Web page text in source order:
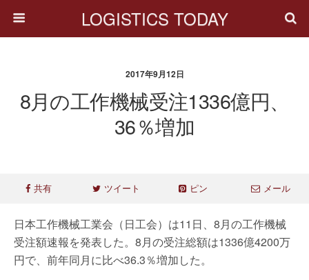
LOGISTICS TODAY
2017年9月12日
8月の工作機械受注1336億円、
36％増加
共有 ツイート ピン メール
日本工作機械工業会（日工会）は11日、8月の工作機械
受注額速報を発表した。8月の受注総額は1336億4200万
円で、前年同月に比べ36.3％増加した。